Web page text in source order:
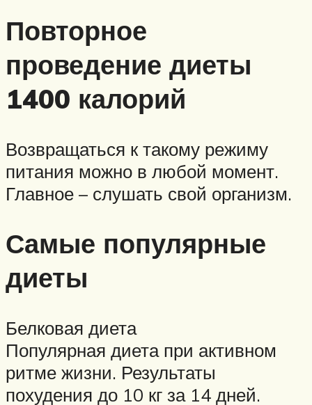
Повторное
проведение диеты
1400 калорий
Возвращаться к такому режиму
питания можно в любой момент.
Главное – слушать свой организм.
Самые популярные
диеты
Белковая диета
Популярная диета при активном
ритме жизни. Результаты
похудения до 10 кг за 14 дней.